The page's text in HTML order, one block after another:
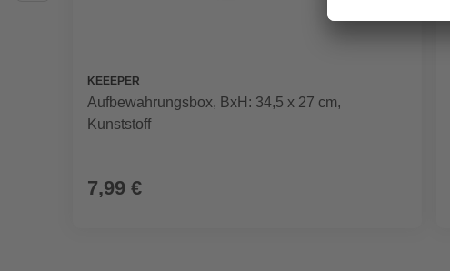
KEEEPER
Aufbewahrungsbox, BxH: 34,5 x 27 cm,
Kunststoff
7,99 €